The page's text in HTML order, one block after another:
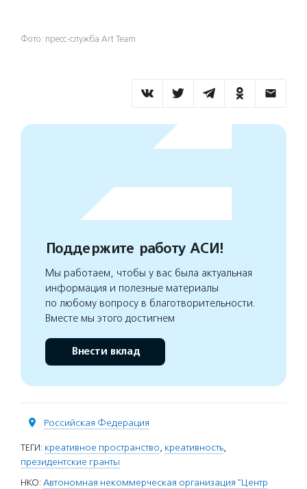
Фото: пресс-служба Art Team
Поддержите работу АСИ!
Мы работаем, чтобы у вас была актуальная
информация и полезные материалы
по любому вопросу в благотворительности.
Вместе мы этого достигнем
Внести вклад
Российская Федерация
ТЕГИ: креативное пространство, креативность,
президентские гранты
НКО: Автономная некоммерческая организация "Центр